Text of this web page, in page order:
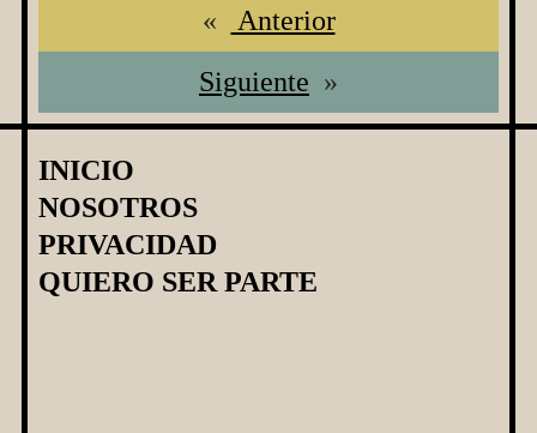
«
Anterior
Siguiente »
INICIO
NOSOTROS
PRIVACIDAD
QUIERO SER PARTE